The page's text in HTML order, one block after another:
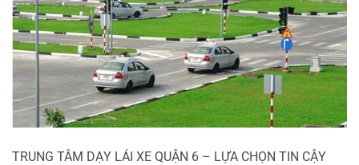
TRUNG TÂM DẠY LÁI XE QUẬN 6 – LỰA CHỌN TIN CẬY